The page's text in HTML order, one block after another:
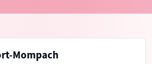
Mompach